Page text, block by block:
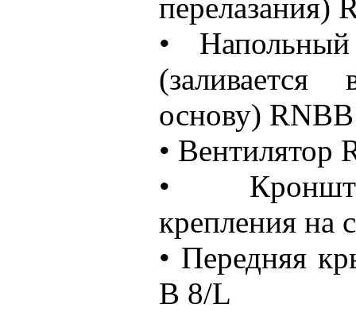
перелазания)
•
основу) RNBB
• Вентилятор
•
крепления на
• Передняя
B 8/L